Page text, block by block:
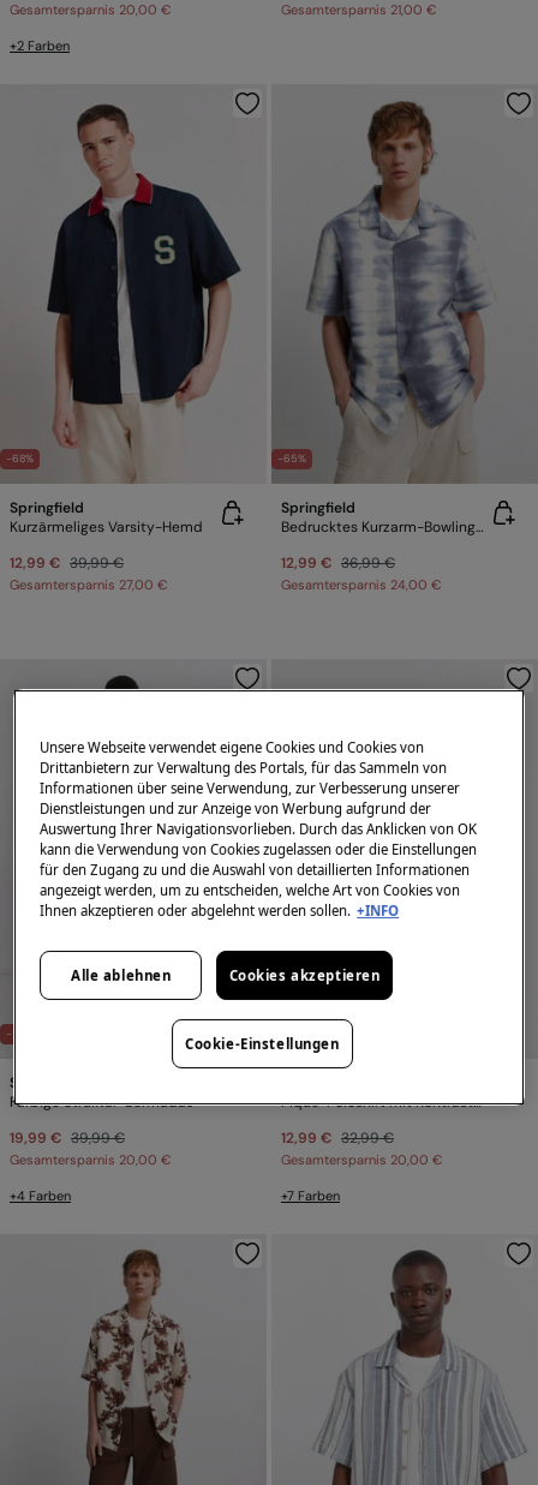
Gesamtersparnis 20,00 €
+2 Farben
Gesamtersparnis 21,00 €
-68%
Springfield
Kurzärmeliges Varsity-Hemd
12,99 € 39,99 €
Gesamtersparnis 27,00 €
-65%
Springfield
Bedrucktes Kurzarm-Bowlinghemd
12,99 € 36,99 €
Gesamtersparnis 24,00 €
-50%
Springfield
Farbige Struktur-Bermudas
19,99 € 39,99 €
Gesamtersparnis 20,00 €
+4 Farben
Piqué-Poloshirt mit Kontrastbündchen Slim Fit
12,99 € 32,99 €
Gesamtersparnis 20,00 €
+7 Farben
Unsere Webseite verwendet eigene Cookies und Cookies von
Drittanbietern zur Verwaltung des Portals, für das Sammeln von
Informationen über seine Verwendung, zur Verbesserung unserer
Dienstleistungen und zur Anzeige von Werbung aufgrund der
Auswertung Ihrer Navigationsvorlieben. Durch das Anklicken von OK
kann die Verwendung von Cookies zugelassen oder die Einstellungen
für den Zugang zu und die Auswahl von detaillierten Informationen
angezeigt werden, um zu entscheiden, welche Art von Cookies von
Ihnen akzeptieren oder abgelehnt werden sollen. +INFO
Alle ablehnen Cookies akzeptieren
Cookie-Einstellungen